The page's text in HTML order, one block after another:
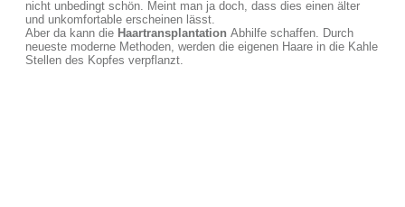
nicht unbedingt schön. Meint man ja doch, dass dies einen älter
und unkomfortable erscheinen lässt.
Aber da kann die Haartransplantation Abhilfe schaffen. Durch
neueste moderne Methoden, werden die eigenen Haare in die Kahle
Stellen des Kopfes verpflanzt.